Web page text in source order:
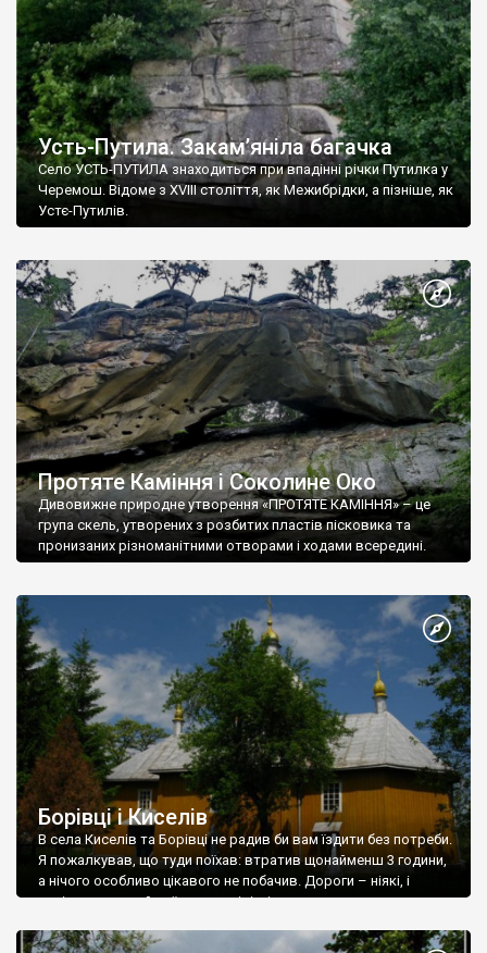
Усть-Путила. Закам’яніла багачка
Cело УСТЬ-ПУТИЛА знаходиться при впадінні річки Путилка у
Черемош. Відоме з XVIII століття, як Межибрідки, а пізніше, як
Устє-Путилів.
скелі Закам’яніла Багачка. Скеля розташована ліворуч від
дороги і являє собою геологічне утворення пірамідальної
форми висотою 30 метрів, шириною в основі 12 метрів, і
справді нагадує постать людини.
Протяте Каміння і Соколине Око
Дивовижне природне утворення «ПРОТЯТЕ КАМІННЯ» – це
група скель, утворених з розбитих пластів пісковика та
пронизаних різноманітними отворами і ходами всередині.
Борівці і Киселів
В села Киселів та Борівці не радив би вам їздити без потреби.
Я пожалкував, що туди поїхав: втратив щонайменш 3 години,
а нічого особливо цікавого не побачив. Дороги – ніякі, і
навіть, якщо ви й доїхали до цілі, ніхто не гарантує, що вам
джерела. Почнемо з Борівців.